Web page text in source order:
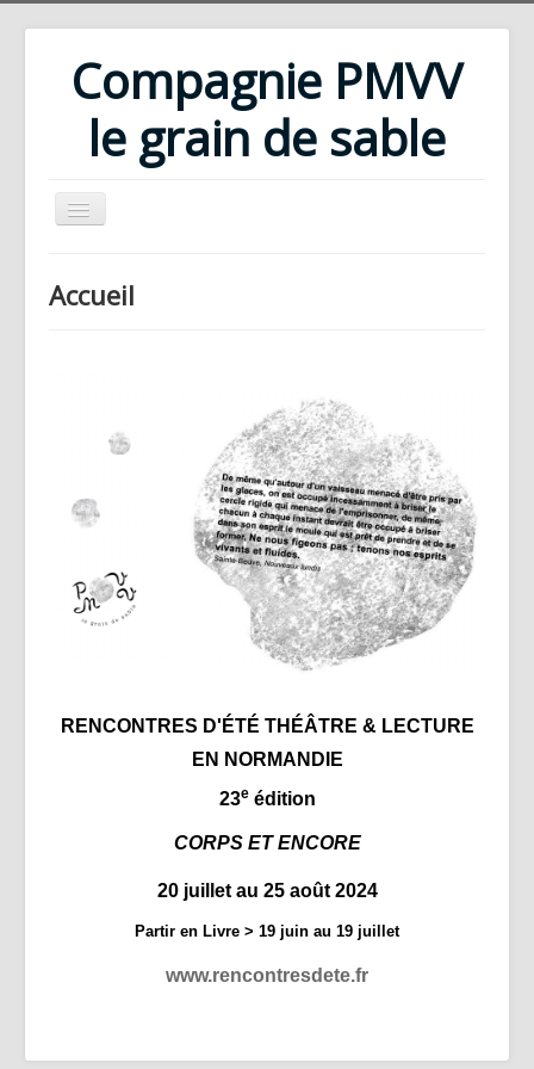
Compagnie PMVV
le grain de sable
Compagnie
Ateliers
Téléchargements
Partenaires | Liens
Presse | Archives
Contact
Accueil
RENCONTRES D'ÉTÉ THÉÂTRE & LECTURE
EN NORMANDIE
23eédition
CORPS ET ENCORE
20 juillet au 25 août 2024
Partir en Livre > 19 juin au 19 juillet
www.rencontresdete.fr